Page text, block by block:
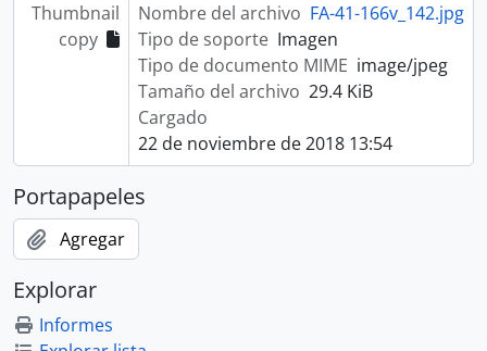
[UD compuesta] 0162 - Expedientes matrimoniales (letras A, S-Z), juicios de divorcio y documentos diversos
[UD compuesta] 0163 - Expedientes matrimoniales (letras A-E) y documentos diversos
[UD compuesta] 0164 - Correspondencia del Obispado de San José, juicios de divorcio y documentos diversos
[UD compuesta] 0165 - Expedientes matrimoniales (letras M-S) y documentos diversos
[UD compuesta] 0166 - Expedientes matrimoniales (letras M-R), correspondencia del Obispado de San José y documentos diversos
[UD compuesta] 0167 - Expedientes matrimoniales (letras A-C), correspondencia del Obispado de San José y documentos diversos
[UD compuesta] 0169 - Expedientes matrimoniales (letras C-E), correspondencia del Obispado de San José y documentos diversos
[UD compuesta] 0170 - Expedientes matrimoniales (letras R-Z), correspondencia del Obispado de San José y documentos diversos
[UD compuesta] 0171 - Expedientes matrimoniales (letras E-M) y documentos diversos
[UD compuesta] 0174 - Expedientes matrimoniales (letras J-P), correspondencia del Obispado de San José y documentos diversos
Thumbnail
copy
Nombre del archivo FA-41-166v_142.jpg
Tipo de soporte Imagen
Tipo de documento MIME image/jpeg
Tamaño del archivo 29.4 KiB
Cargado
22 de noviembre de 2018 13:54
Portapapeles
Agregar
Explorar
Informes